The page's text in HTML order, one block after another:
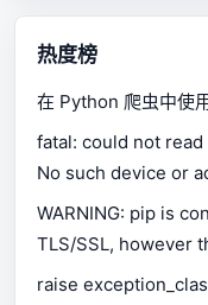
热度榜
在 Python 爬
fatal: could not
No such device or
WARNING: pip is
TLS/SSL, however
available.
raise